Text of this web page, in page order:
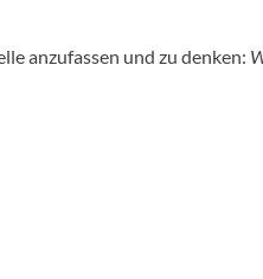
anzufassen und zu denken: